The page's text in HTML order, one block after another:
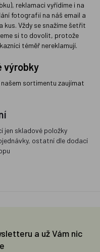
reklamaci vyřídíme i na
fotografií na náš email a
kus. Vždy se snažíme šetřit
si to dovolit, protože
téměř nereklamují.
výrobky
sortimentu zaujímat
jen skladové položky
ostatní dle dodací
a už Vám nic